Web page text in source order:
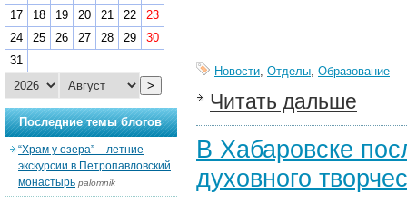
Новости, Отделы, Образование
Читать дальше
В Хабаровске
духовного
17
18 19 20 21 22
23
24
25 26 27 28 29
30
31
>
Последние темы блогов
“Храм у озера” – летние
экскурсии в Петропавловский
монастырь palomnik